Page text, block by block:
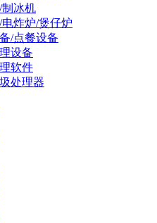
冰机
炸炉/煲仔炉
/点餐设备
设备
软件
处理器